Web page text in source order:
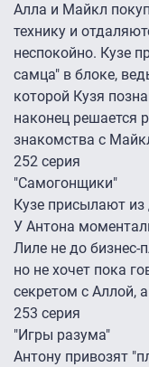
Алла и Майкл
технику и
неспокойно. Кузе
самца" в блоке,
которой Кузя
наконец решается
знакомства с
252 серия
"Самогонщики"
Кузе присылают
У Антона
Лиле не до бизнес-
но не хочет пока
секретом с Аллой,
253 серия
"Игры разума"
Антону привозят